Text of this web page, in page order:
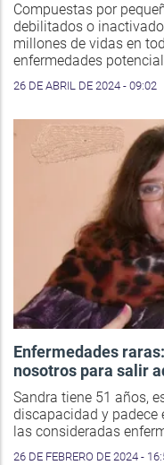
Compuestas por
debilitados o
millones de vidas en
enfermedades
26 DE ABRIL DE 2024 - 09:02
Enfermedades
nosotros para salir
Sandra tiene 51 años,
discapacidad y padece
las consideradas
26 DE FEBRERO DE 2024 -